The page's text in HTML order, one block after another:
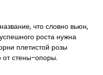
что словно вьюн,
роста нужна
плетистой розы
от стены-опоры.